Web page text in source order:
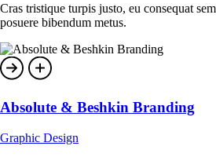
Cras tristique turpis justo, eu consequat
posuere bibendum metus.
Absolute & Beshkin Branding
Graphic Design